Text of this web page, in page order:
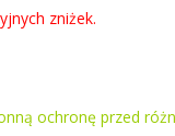
zniżek.
ochronę przed